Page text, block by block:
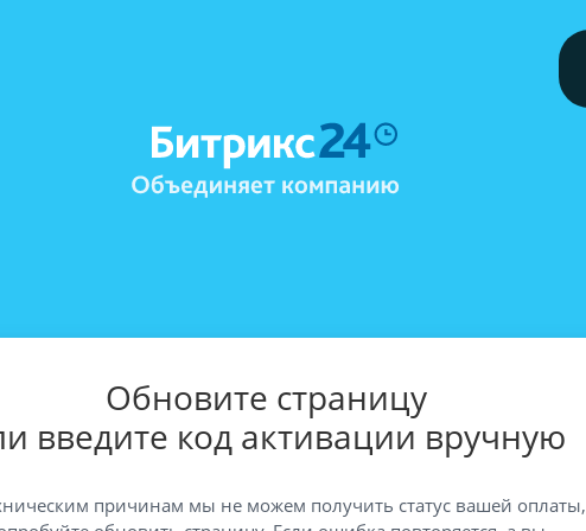
Обновите страницу
введите код активации вручную
причинам мы не можем получить статус вашей оплаты,